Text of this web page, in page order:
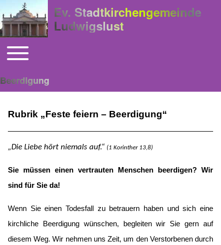
Ev. Stadtkirchengemeinde
Ludwigslust
Hauptnavigation
Toggle main menu
Beerdigung
Rubrik „Feste feiern – Beerdigung“
„Die Liebe hört niemals auf.“ (1 Korinther 13,8)
Sie müssen einen vertrauten Menschen beerdigen? Wir
sind für Sie da!
Wenn Sie einen Todesfall zu betrauern haben und sich eine
kirchliche Beerdigung wünschen, begleiten wir Sie gern auf
diesem Weg. Wir nehmen uns Zeit, um den Verstorbenen durch